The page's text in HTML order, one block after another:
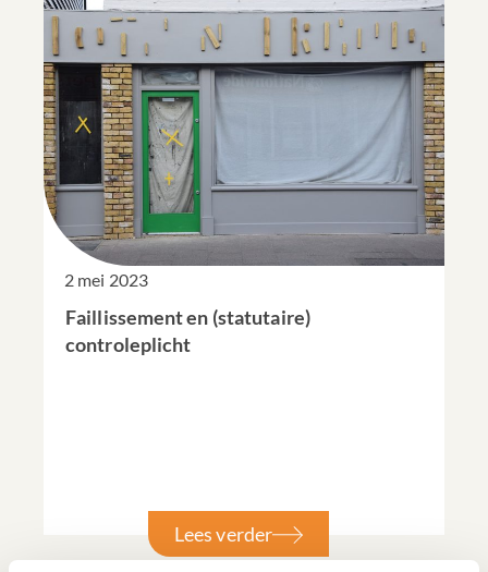
2 mei 2023
Faillissement en (statutaire)
controleplicht
Lees verder